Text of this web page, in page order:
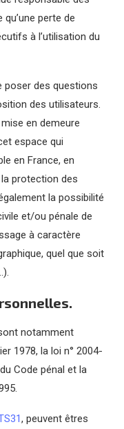
perte de
à l’utilisation du
poser des questions
des utilisateurs.
en demeure
espace qui
en France, en
protection des
la possibilité
et/ou pénale de
à caractère
quel que soit
notamment
1978, la loi n° 2004-
Code pénal et la
, peuvent êtres